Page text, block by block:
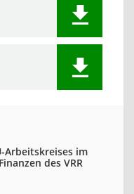
Arbeitskreises im
des VRR